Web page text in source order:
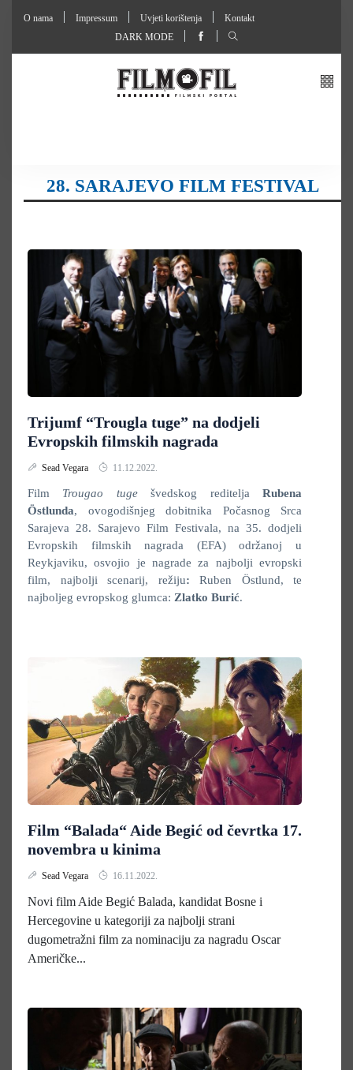
O nama Impressum Uvjeti korištenja
Kontakt
DARK MODE
28. SARAJEVO FILM FESTIVAL
Trijumf “Trougla tuge” na dodjeli
Evropskih filmskih nagrada
Sead Vegara 11.12.2022.
Film Trougao tugešvedskog reditelja Rubena
Östlunda, ovogodišnjeg dobitnika Počasnog Srca
Sarajeva 28. Sarajevo Film Festivala, na 35. dodjeli
Evropskih filmskih nagrada (EFA) održanoj u
Reykjaviku, osvojio je nagrade za najbolji evropski
film, najbolji scenarij, režiju: Ruben Östlund, te
najboljeg evropskog glumca: Zlatko Burić.
Film “Balada“ Aide Begić od čevrtka 17.
novembra u kinima
Sead Vegara 16.11.2022.
Novi film Aide Begić Balada, kandidat Bosne i
Hercegovine u kategoriji za najbolji strani
dugometražni film za nominaciju za nagradu Oscar
Američke...